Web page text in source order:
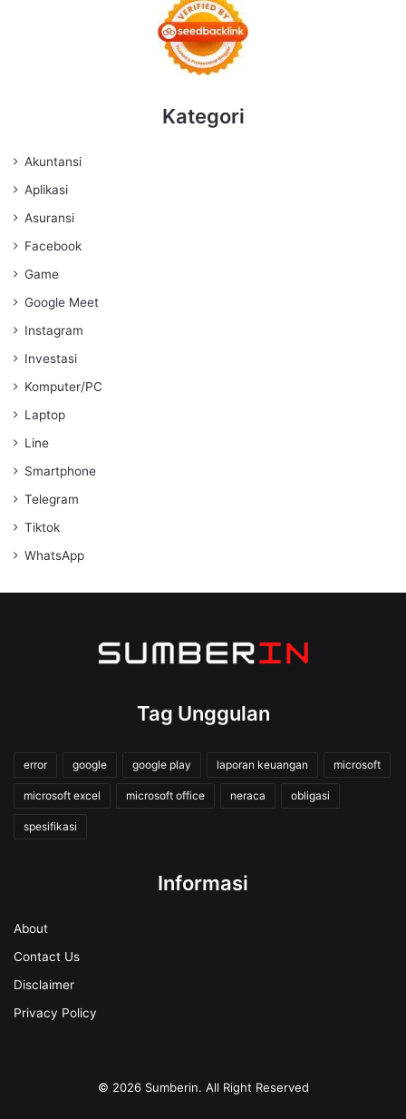
Kategori
Akuntansi
Aplikasi
Asuransi
Facebook
Game
Google Meet
Instagram
Investasi
Komputer/PC
Laptop
Line
Smartphone
Telegram
Tiktok
WhatsApp
Tag Unggulan
error google google play laporan keuangan microsoft
microsoft excel microsoft office neraca obligasi
spesifikasi
Informasi
About
Contact Us
Disclaimer
Privacy Policy
© 2026 Sumberin. All Right Reserved